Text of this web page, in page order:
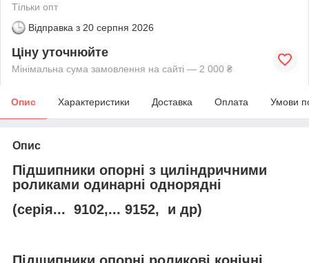
Тільки опт
Відправка з 20 серпня 2026
Ціну уточнюйте
Мінімальна сума замовлення на сайті — 2 000 ₴
Опис Характеристики Доставка Оплата Умови
Опис
Підшипники опорні з циліндричними
роликами одинарні однорядні
(серія... 9102,... 9152, и др)